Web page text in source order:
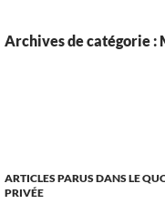
Archives de catégorie :
ARTICLES PARUS DANS LE
PRIVÉE